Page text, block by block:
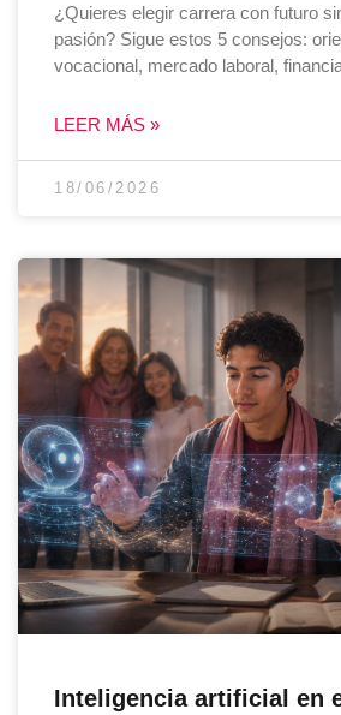
¿Quieres elegir carrera con futuro
pasión? Sigue estos 5 consejos:
vocacional, mercado laboral,
LEER MÁS »
18/06/2026
Inteligencia artificial en